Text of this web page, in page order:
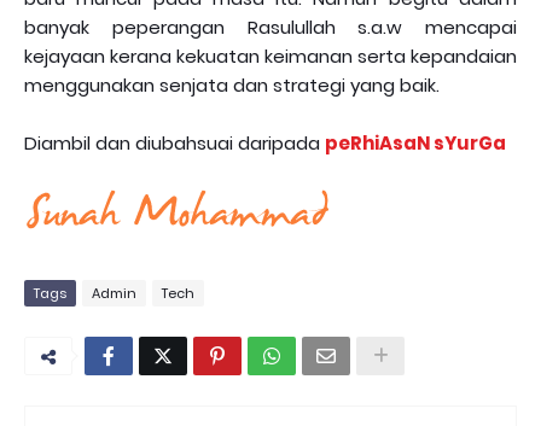
banyak peperangan Rasulullah s.a.w mencapai
kejayaan kerana kekuatan keimanan serta kepandaian
menggunakan senjata dan strategi yang baik.
Diambil dan diubahsuai daripada peRhiAsaN sYurGa
Tags Admin Tech